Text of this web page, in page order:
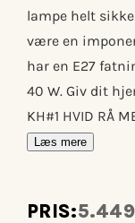
lampe helt
være en
har en E27
40 W. Giv dit
KH#1 HVID RÅ
Læs mere
PRIS: